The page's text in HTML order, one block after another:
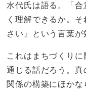
水代氏は語る。「
く理解できるか。
さい』という言葉が
これはまちづくり
通じる話だろう。
関係の構築にほかな